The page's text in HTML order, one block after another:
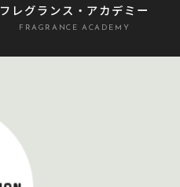
フレグランス ・アカデミー
FRAGRANCE ACADEMY